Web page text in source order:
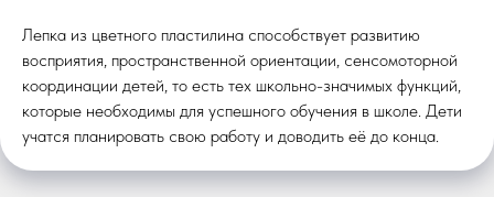
Лепка из цветного пластилина способствует развитию
восприятия, пространственной ориентации, сенсомоторной
координации детей, то есть тех школьно-значимых функций,
которые необходимы для успешного обучения в школе. Дети
учатся планировать свою работу и доводить её до конца.